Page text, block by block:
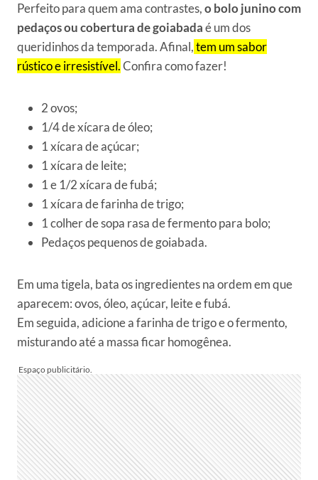
Perfeito para quem ama contrastes,o bolo junino com
pedaços ou cobertura de goiabadaé um dos
queridinhos da temporada. Afinal,tem um sabor
rústico e irresistível.Confira como fazer!
2 ovos;
1/4 de xícara de óleo;
1 xícara de açúcar;
1 xícara de leite;
1 e 1/2 xícara de fubá;
1 xícara de farinha de trigo;
1 colher de sopa rasa de fermento para bolo;
Pedaços pequenos de goiabada.
Em uma tigela, bata os ingredientes na ordem em que
aparecem: ovos, óleo, açúcar, leite e fubá.
Em seguida, adicione a farinha de trigo e o fermento,
misturando até a massa ficar homogênea.